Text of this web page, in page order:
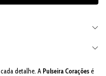
detalhe. A Pulseira Coraçõesé